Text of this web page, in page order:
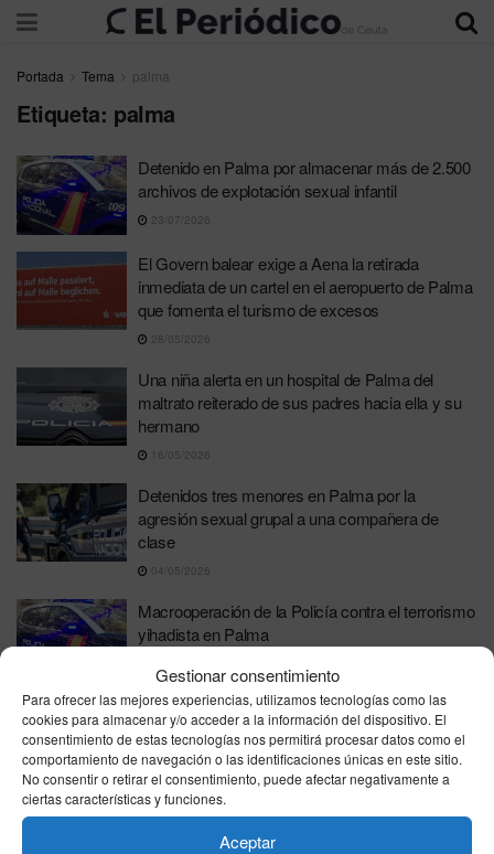
Gestionar consentimiento
Para ofrecer las mejores experiencias, utilizamos tecnologías como las
cookies para almacenar y/o acceder a la información del dispositivo. El
consentimiento de estas tecnologías nos permitirá procesar datos como el
comportamiento de navegación o las identificaciones únicas en este sitio.
No consentir o retirar el consentimiento, puede afectar negativamente a
ciertas características y funciones.
Aceptar
Portada Tema palma
Etiqueta: palma
Detenido en Palma por almacenar más de 2.500
archivos de explotación sexual infantil
23/07/2026
El Govern balear exige a Aena la retirada
inmediata de un cartel en el aeropuerto de Palma
que fomenta el turismo de excesos
28/05/2026
Una niña alerta en un hospital de Palma del
maltrato reiterado de sus padres hacia ella y su
hermano
16/05/2026
Detenidos tres menores en Palma por la
agresión sexual grupal a una compañera de
clase
04/05/2026
Macrooperación de la Policía contra el terrorismo
yihadista en Palma
Muere un hombre de 47 años tras ser reducido
con un arma táser por la Policía
19/02/2026
La Policía desarticula una red de explotación
sexual y libera a 15 mujeres chinas en Palma